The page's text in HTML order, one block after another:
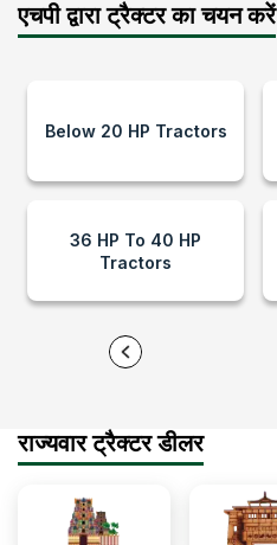
एचपी द्वारा ट्रैक्टर का चयन करें
Below 20 HP Tractors
36 HP To 40 HP
Tractors
राज्यवार ट्रैक्टर डीलर